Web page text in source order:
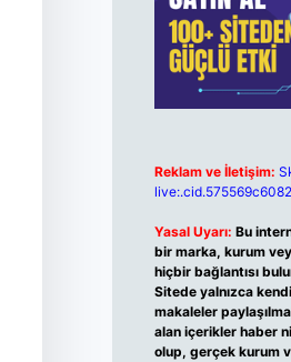
Reklam ve İletişim:
Yasal Uyarı: Bu
bir marka, kurum
hiçbir bağlantısı
Sitede yalnızca kendi
makaleler
alan içerikler haber
olup, gerçek kurum